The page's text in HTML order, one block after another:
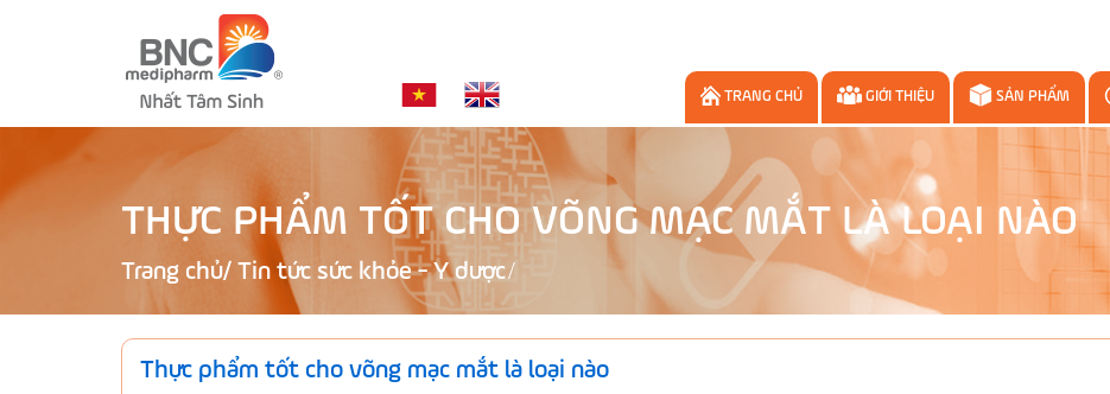
TRANG CHỦ GIỚI THIỆU SẢN PHẨM
THỰC PHẨM TỐT CHO VÕNG MẠC MẮT LÀ LOẠI NÀO
Trang chủ/ Tin tức sức khỏe - Y dược
Thực phẩm tốt cho võng mạc mắt là loại nào